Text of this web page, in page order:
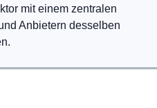
mit einem zentralen
Anbietern desselben